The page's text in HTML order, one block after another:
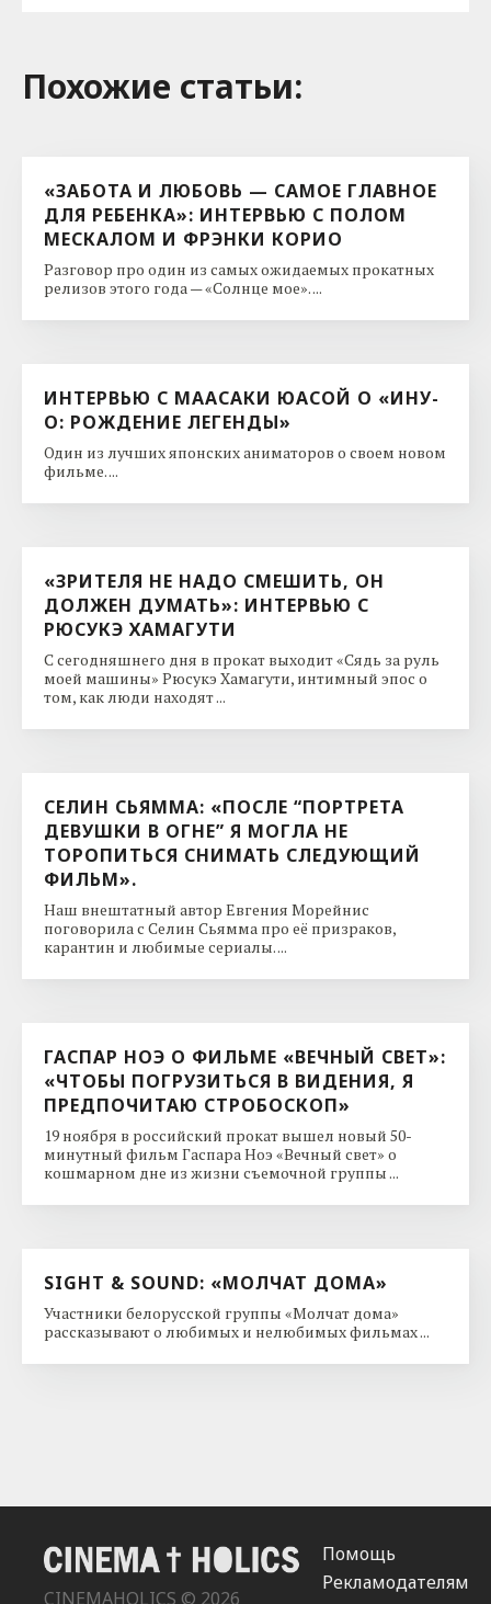
Похожие cтатьи:
«ЗАБОТА И ЛЮБОВЬ — САМОЕ ГЛАВНОЕ
ДЛЯ РЕБЕНКА»: ИНТЕРВЬЮ С ПОЛОМ
МЕСКАЛОМ И ФРЭНКИ КОРИО
Разговор про один из самых ожидаемых прокатных
релизов этого года — «Солнце мое». ...
ИНТЕРВЬЮ С МААСАКИ ЮАСОЙ О «ИНУ-
О: РОЖДЕНИЕ ЛЕГЕНДЫ»
Один из лучших японских аниматоров о своем новом
фильме. ...
«ЗРИТЕЛЯ НЕ НАДО СМЕШИТЬ, ОН
ДОЛЖЕН ДУМАТЬ»: ИНТЕРВЬЮ С
РЮСУКЭ ХАМАГУТИ
С сегодняшнего дня в прокат выходит «Сядь за руль
моей машины» Рюсукэ Хамагути, интимный эпос о
том, как люди находят ...
СЕЛИН СЬЯММА: «ПОСЛЕ “ПОРТРЕТА
ДЕВУШКИ В ОГНЕ” Я МОГЛА НЕ
ТОРОПИТЬСЯ СНИМАТЬ СЛЕДУЮЩИЙ
ФИЛЬМ».
Наш внештатный автор Евгения Морейнис
поговорила с Селин Сьямма про её призраков,
карантин и любимые сериалы. ...
ГАСПАР НОЭ О ФИЛЬМЕ «ВЕЧНЫЙ СВЕТ»:
«ЧТОБЫ ПОГРУЗИТЬСЯ В ВИДЕНИЯ, Я
ПРЕДПОЧИТАЮ СТРОБОСКОП»
19 ноября в российский прокат вышел новый 50-
минутный фильм Гаспара Ноэ «Вечный свет» о
кошмарном дне из жизни съемочной группы ...
SIGHT & SOUND: «МОЛЧАТ ДОМА»
Участники белорусской группы «Молчат дома»
рассказывают о любимых и нелюбимых фильмах ...
CINEMAHOLICS © 2026
Помощь
Рекламодателям